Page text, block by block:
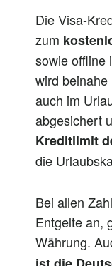
Die Visa-
zum
sowie offline
wird
auch im
abgesichert
Kreditlimit
die
Bei allen
Entgelte an,
Währung.